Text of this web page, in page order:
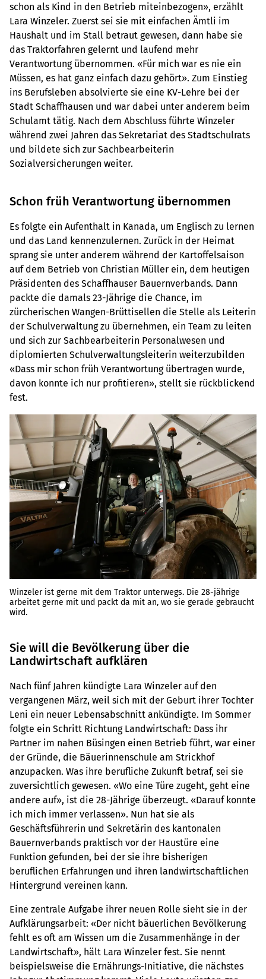
schon als Kind in den Betrieb miteinbezogen», erzählt
Lara Winzeler. Zuerst sei sie mit einfachen Ämtli im
Haushalt und im Stall betraut gewesen, dann habe sie
das Traktorfahren gelernt und laufend mehr
Verantwortung übernommen. «Für mich war es nie ein
Müssen, es hat ganz einfach dazu gehört». Zum Einstieg
ins Berufsleben absolvierte sie eine KV-Lehre bei der
Stadt Schaffhausen und war dabei unter anderem beim
Schulamt tätig. Nach dem Abschluss führte Winzeler
während zwei Jahren das Sekretariat des Stadtschulrats
und bildete sich zur Sachbearbeiterin
Sozialversicherungen weiter.
Schon früh Verantwortung übernommen
Es folgte ein Aufenthalt in Kanada, um Englisch zu lernen
und das Land kennenzulernen. Zurück in der Heimat
sprang sie unter anderem während der Kartoffelsaison
auf dem Betrieb von Christian Müller ein, dem heutigen
Präsidenten des Schaffhauser Bauernverbands. Dann
packte die damals 23-Jährige die Chance, im
zürcherischen Wangen-Brüttisellen die Stelle als Leiterin
der Schulverwaltung zu übernehmen, ein Team zu leiten
und sich zur Sachbearbeiterin Personalwesen und
diplomierten Schulverwaltungsleiterin weiterzubilden
«Dass mir schon früh Verantwortung übertragen wurde,
davon konnte ich nur profitieren», stellt sie rückblickend
fest.
Winzeler ist gerne mit dem Traktor unterwegs. Die 28-jährige
arbeitet gerne mit und packt da mit an, wo sie gerade gebraucht
wird.
Sie will die Bevölkerung über die
Landwirtschaft aufklären
Nach fünf Jahren kündigte Lara Winzeler auf den
vergangenen März, weil sich mit der Geburt ihrer Tochter
Leni ein neuer Lebensabschnitt ankündigte. Im Sommer
folgte ein Schritt Richtung Landwirtschaft: Dass ihr
Partner im nahen Büsingen einen Betrieb führt, war einer
der Gründe, die Bäuerinnenschule am Strickhof
anzupacken. Was ihre berufliche Zukunft betraf, sei sie
zuversichtlich gewesen. «Wo eine Türe zugeht, geht eine
andere auf», ist die 28-Jährige überzeugt. «Darauf konnte
ich mich immer verlassen». Nun hat sie als
Geschäftsführerin und Sekretärin des kantonalen
Bauernverbands praktisch vor der Haustüre eine
Funktion gefunden, bei der sie ihre bisherigen
beruflichen Erfahrungen und ihren landwirtschaftlichen
Hintergrund vereinen kann.
Eine zentrale Aufgabe ihrer neuen Rolle sieht sie in der
Aufklärungsarbeit: «Der nicht bäuerlichen Bevölkerung
fehlt es oft am Wissen um die Zusammenhänge in der
Landwirtschaft», hält Lara Winzeler fest. Sie nennt
beispielsweise die Ernährungs-Initiative, die nächstes